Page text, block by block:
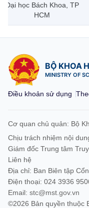
Đại học Bách Khoa, TP
HCM
BỘ KHOA
MINISTRY OF
Điều khoản sử dụng
Cơ quan chủ quản: Bộ
Chịu trách nhiệm nội
Giám đốc Trung tâm
Liên hệ
Địa chỉ: Ban Biên tập
Điện thoại: 024 3936
Email: stc@mst.gov.vn
©2026 Bản quyền thuộc